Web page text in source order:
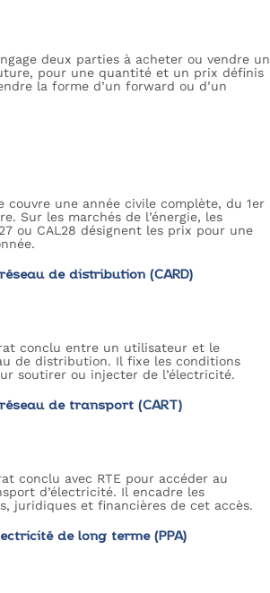
deux parties à acheter ou vendre un
pour une quantité et un prix définis
la forme d’un forward ou d’un
couvre une année civile complète, du 1er
Sur les marchés de l’énergie, les
ou CAL28 désignent les prix pour une
de distribution (CARD)
conclu entre un utilisateur et le
de distribution. Il fixe les conditions
soutirer ou injecter de l’électricité.
de transport (CART)
conclu avec RTE pour accéder au
d’électricité. Il encadre les
juridiques et financières de cet accès.
de long terme (PPA)